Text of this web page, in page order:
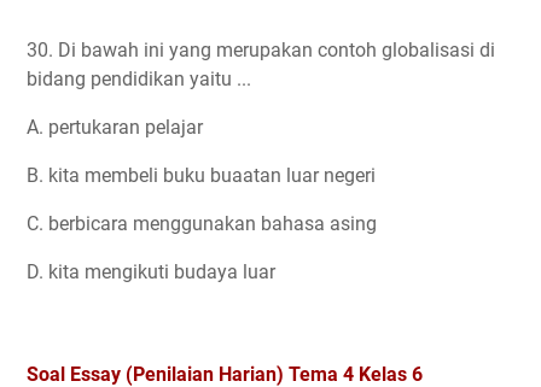
30. Di bawah ini yang merupakan contoh globalisasi di
bidang pendidikan yaitu ...
A. pertukaran pelajar
B. kita membeli buku buaatan luar negeri
C. berbicara menggunakan bahasa asing
D. kita mengikuti budaya luar
Soal Essay (Penilaian Harian) Tema 4 Kelas 6